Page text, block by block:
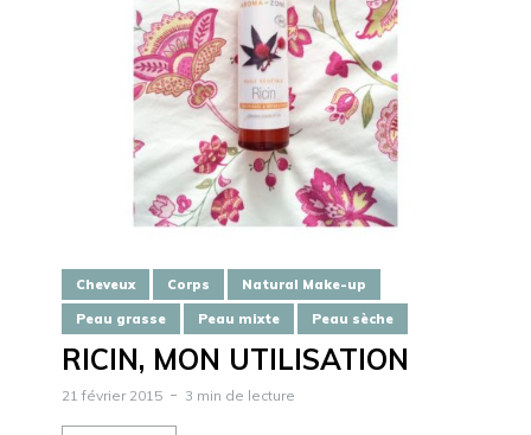
Cheveux Corps Natural Make-up
Peau grasse Peau mixte Peau sèche
RICIN, MON UTILISATION
21 février 2015 3 min de lecture